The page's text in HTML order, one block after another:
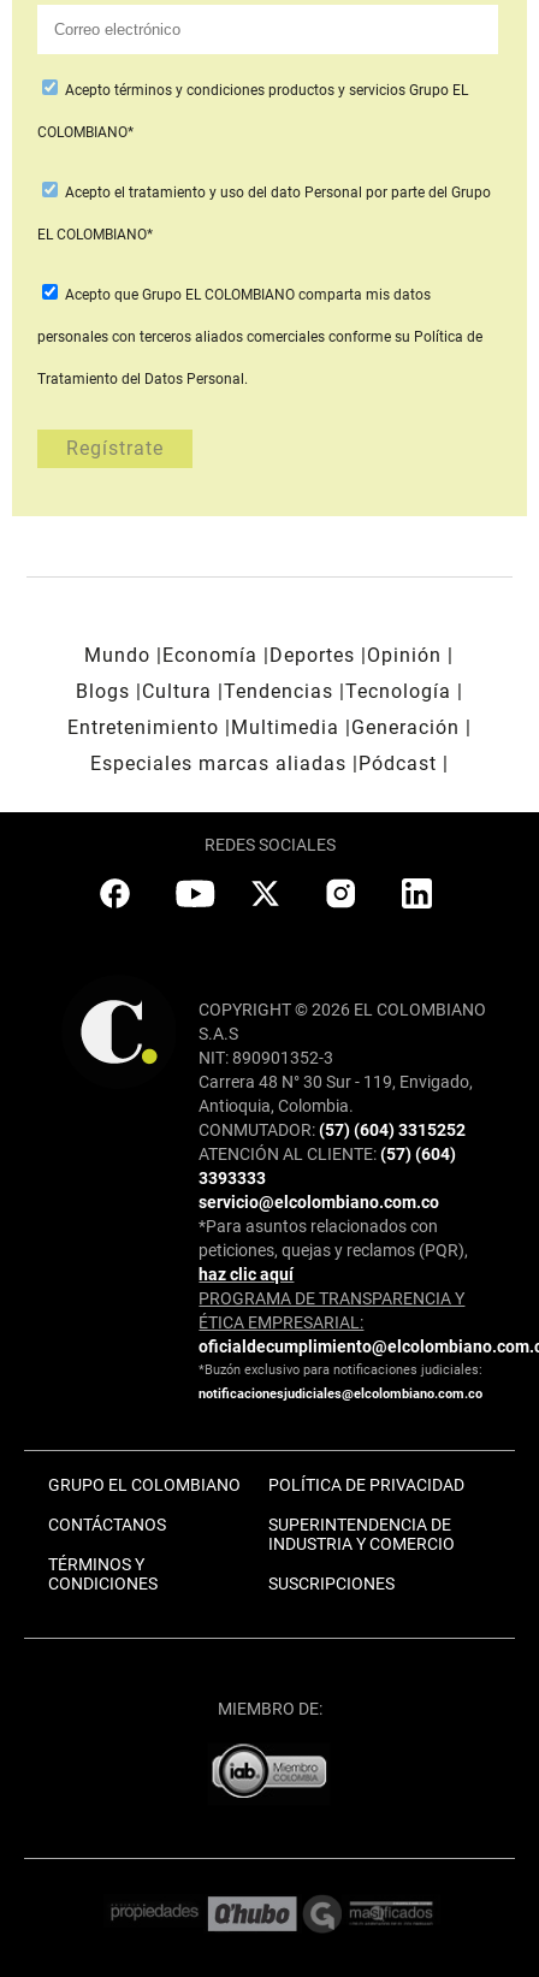
Aceptotérminos y condiciones productos y serviciosGrupo EL
COLOMBIANO*
Acepto el tratamiento y uso del dato Personal por parte del Grupo
EL COLOMBIANO*
Acepto que Grupo EL COLOMBIANOcomparta mis datos
personales con terceros aliados comerciales conforme su Política de
Tratamiento del Datos Personal.
Mundo Economía Deportes
Opinión
Blogs
Cultura Tendencias Tecnología
Entretenimiento
Multimedia
Generación
Especiales marcas aliadas
Pódcast
REDES SOCIALES
COPYRIGHT © 2026 EL COLOMBIANO
S.A.S
NIT: 890901352-3
Carrera 48 N° 30 Sur - 119, Envigado,
Antioquia, Colombia.
CONMUTADOR:(57) (604) 3315252
ATENCIÓN AL CLIENTE:(57) (604)
3393333
servicio@elcolombiano.com.co
*Para asuntos relacionados con
peticiones, quejas y reclamos (PQR),
haz clic aquí
PROGRAMA DE TRANSPARENCIA Y
ÉTICA EMPRESARIAL:
*Buzón exclusivo para notificaciones judiciales:
notificacionesjudiciales@elcolombiano.com.co
GRUPO EL COLOMBIANO
CONTÁCTANOS
TÉRMINOS Y
CONDICIONES
POLÍTICA DE PRIVACIDAD
SUPERINTENDENCIA DE
INDUSTRIA Y COMERCIO
SUSCRIPCIONES
MIEMBRO DE: